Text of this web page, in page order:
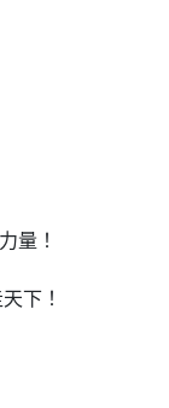
量！
下！